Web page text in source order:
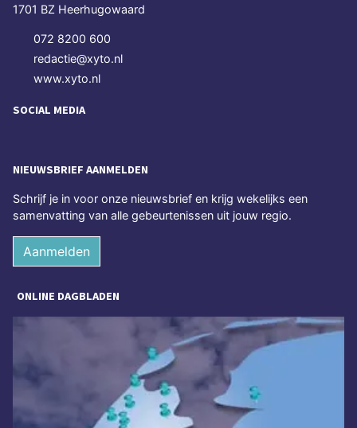
1701 BZ Heerhugowaard
072 8200 600
redactie@xyto.nl
www.xyto.nl
SOCIAL MEDIA
NIEUWSBRIEF AANMELDEN
Schrijf je in voor onze nieuwsbrief en krijg wekelijks een
samenvatting van alle gebeurtenissen uit jouw regio.
Aanmelden
ONLINE DAGBLADEN